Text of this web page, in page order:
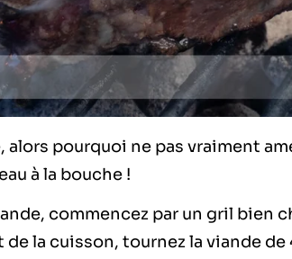
alors pourquoi ne pas vraiment
à la bouche !
commencez par un gril bien
la cuisson, tournez la viande